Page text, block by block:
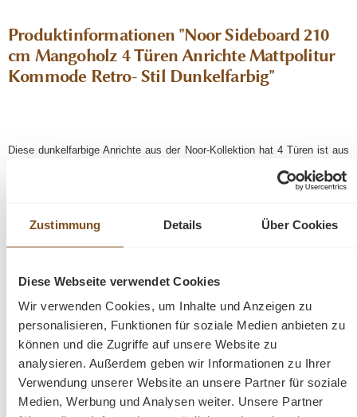
Zustimmung Details Über Cookies
Diese Webseite verwendet Cookies
Wir verwenden Cookies, um Inhalte und Anzeigen zu
personalisieren, Funktionen für soziale Medien anbieten zu
können und die Zugriffe auf unsere Website zu
analysieren. Außerdem geben wir Informationen zu Ihrer
Verwendung unserer Website an unsere Partner für soziale
Medien, Werbung und Analysen weiter. Unsere Partner
Produktinformationen "Noor Sideboard 210
cm Mangoholz 4 Türen Anrichte Mattpolitur
Kommode Retro- Stil Dunkelfarbig"
Diese dunkelfarbige Anrichte aus der Noor-Kollektion hat 4 Türen ist aus
von elliptischen Formen, die mit einem vertikalen Linienspiel verziert sind.
elegantes Erscheinungsbild sorgen. Diese Kommode wird neben seiner
praktischen Funktion der Aufbewahrung auch perfekt dafür geeignet sein
verschönern, wobei es jedem Zimmer einen zeitgenössischen Retro Stil
Diese Anrichte ist auch in einer hellen Farbe verfügbar. Kombinieren
Sie diesen Artikel mit den anderen Möbeln aus unserer Noor-
Kollektion!